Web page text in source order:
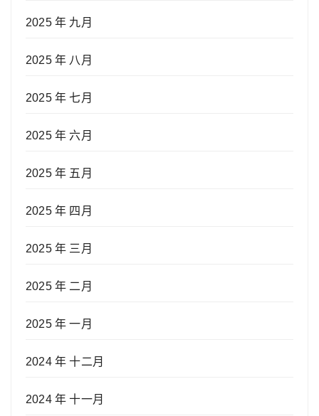
2025 年 九月
2025 年 八月
2025 年 七月
2025 年 六月
2025 年 五月
2025 年 四月
2025 年 三月
2025 年 二月
2025 年 一月
2024 年 十二月
2024 年 十一月